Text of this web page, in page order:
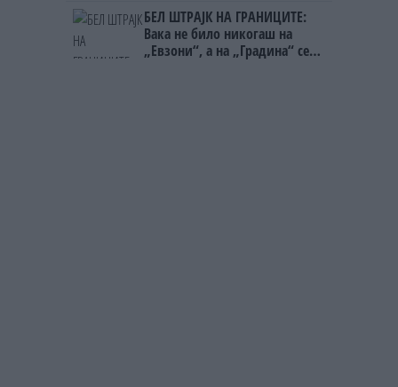
БЕЛ ШТРАЈК НА ГРАНИЦИТЕ:
Вака не било никогаш на
„Евзони“, а на „Градина“ се